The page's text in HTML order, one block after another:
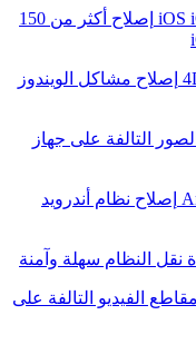
إصلاح أكثر من 150
إصلاح مشاكل الويندوز
التالفة على جهاز
إصلاح نظام أندرويد
نقل النظام سهلة وآمنة
الفيديو التالفة على